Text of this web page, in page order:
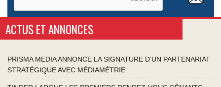
ACTUS ET ANNONCES
PRISMA MEDIA ANNONCE LA SIGNATURE D’UN PARTENARIAT
STRATÉGIQUE AVEC MÉDIAMÉTRIE